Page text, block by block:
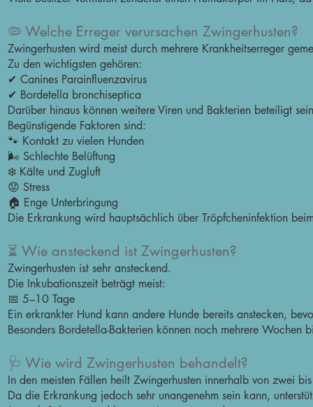
🦠 Welche Erreger verursachen Zwingerhusten?
Zwingerhusten wird meist durch mehrere Krankheitserreger
Zu den wichtigsten gehören:
✔ Canines Parainfluenzavirus
✔ Bordetella bronchiseptica
Darüber hinaus können weitere Viren und Bakterien beteiligt
Begünstigende Faktoren sind:
🐾 Kontakt zu vielen Hunden
🌬️ Schlechte Belüftung
❄️ Kälte und Zugluft
😟 Stress
🏠 Enge Unterbringung
Die Erkrankung wird hauptsächlich über Tröpfcheninfektion
⏳ Wie ansteckend ist Zwingerhusten?
Zwingerhusten ist sehr ansteckend.
Die Inkubationszeit beträgt meist:
📅 5–10 Tage
Ein erkrankter Hund kann andere Hunde bereits anstecken,
Besonders Bordetella-Bakterien können noch mehrere
🩺 Wie wird Zwingerhusten behandelt?
In den meisten Fällen heilt Zwingerhusten innerhalb von zwei
Da die Erkrankung jedoch sehr unangenehm sein kann,